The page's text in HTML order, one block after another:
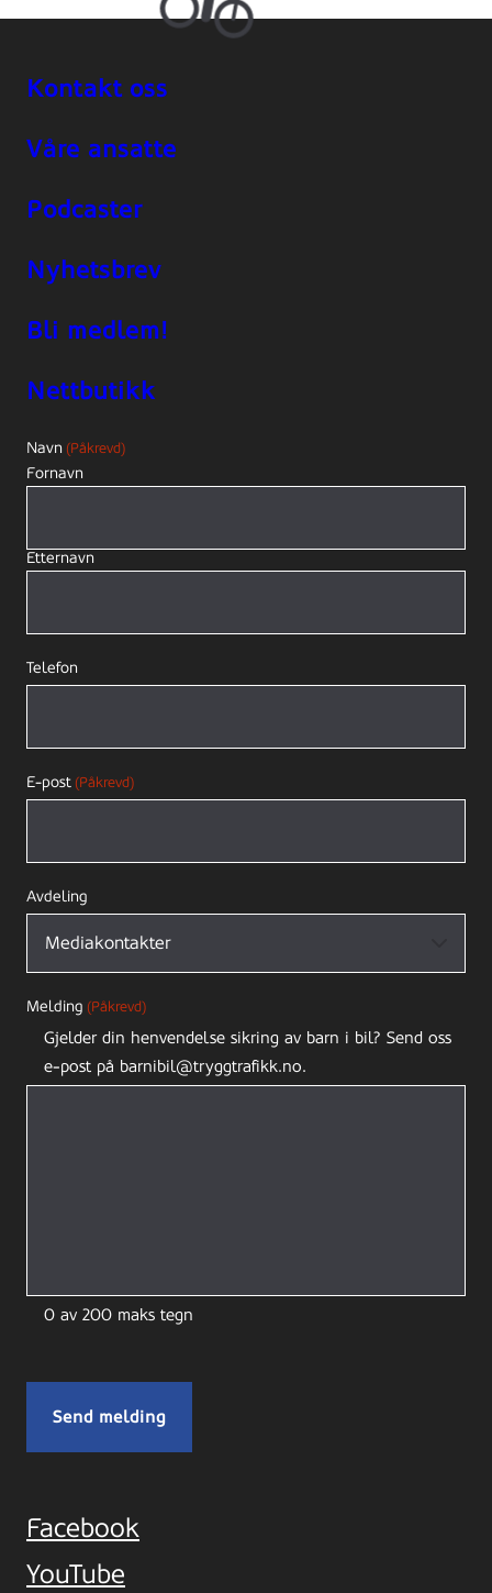
Kontakt oss
Våre ansatte
Podcaster
Nyhetsbrev
Bli medlem!
Nettbutikk
Navn (Påkrevd)
Fornavn
Etternavn
Telefon
E-post (Påkrevd)
Avdeling
Melding (Påkrevd)
Gjelder din henvendelse sikring av barn i bil? Send oss
e-post på barnibil@tryggtrafikk.no.
0 av 200 maks tegn
Facebook
YouTube